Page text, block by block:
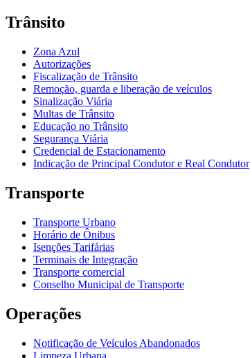
Trânsito
Zona Azul
Autorizações
Fiscalização de Trânsito
Remoção, guarda e liberação de veículos
Sinalização Viária
Multas de Trânsito
Educação no Trânsito
Segurança Viária
Credencial de Estacionamento
Indicação de Principal Condutor e Real Condutor
Transporte
Transporte Urbano
Horário de Ônibus
Isenções Tarifárias
Terminais de Integração
Transporte comercial
Conselho Municipal de Transporte
Operações
Notificação de Veículos Abandonados
Limpeza Urbana